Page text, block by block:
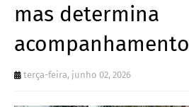
mas determina
acompanhamento
terça-feira, junho 02, 2026